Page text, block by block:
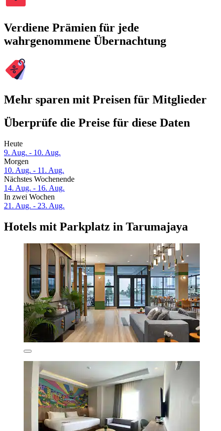
Verdiene Prämien für jede
wahrgenommene Übernachtung
Mehr sparen mit Preisen für Mitglieder
Überprüfe die Preise für diese Daten
Heute
9. Aug. - 10. Aug.
Morgen
10. Aug. - 11. Aug.
Nächstes Wochenende
14. Aug. - 16. Aug.
In zwei Wochen
21. Aug. - 23. Aug.
Hotels mit Parkplatz in Tarumajaya